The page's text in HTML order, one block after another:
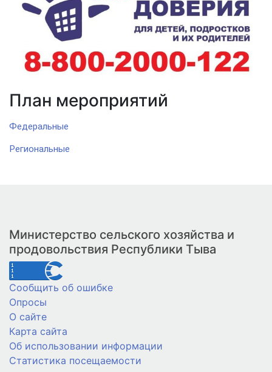
План мероприятий
Федеральные
Региональные
Министерство сельского хозяйства и
продовольствия Республики Тыва
Сообщить об ошибке
Опросы
О сайте
Карта сайта
Об использовании информации
Статистика посещаемости